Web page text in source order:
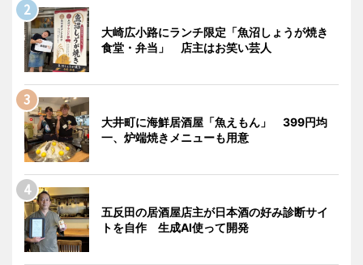
大崎広小路にランチ限定「魚沼しょうが焼き
食堂・弁当」 店主はお笑い芸人
大井町に海鮮居酒屋「魚えもん」 399円均
一、炉端焼きメニューも用意
五反田の居酒屋店主が日本酒の好み診断サイ
トを自作 生成AI使って開発